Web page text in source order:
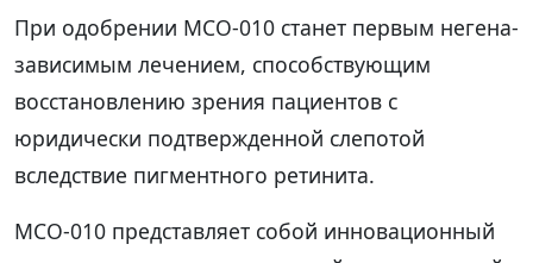
При одобрении MCO-010 станет первым негена-
зависимым лечением, способствующим
восстановлению зрения пациентов с
юридически подтвержденной слепотой
вследствие пигментного ретинита.
MCO-010 представляет собой инновационный